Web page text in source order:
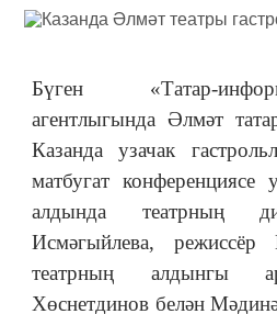
Бүген «Татар-
агентлыгында Әлмәт
Казанда узачак
матбугат конференциясе
алдында театрның
Исмәгыйлева,
театрның алдынгы
Хөснетдинов белән